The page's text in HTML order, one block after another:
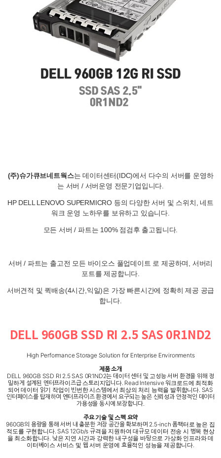
(주)슈가큐브네트웍스는 데이터센터(IDC)에서 다수의 서버를 운영하
는 서버 / 서버운영 전문기업입니다.
HP DELL LENOVO SUPERMICRO 등의 다양한 서버 및 스위치, 네트
워크 운영 노하우를 보유하고 있습니다.
모든 서버 / 파트는 100% 점검후 출고됩니다.
서버 / 파트는 출고전 모든 바이오스 풀업데이트 로 제공하며, 서버리
포트를 제공합니다.
서버견적 및 퀵배송(4시간,익일)은 가장 빠른시간에 정확히 제공 공급
합니다.
DELL 960GB SSD RI 2.5 SAS 0R1ND2
High Performance Storage Solution for Enterprise Environments
제품 소개
DELL 960GB SSD RI 2.5 SAS 0R1ND2는 데이터 센터 및 고성능 서버 환경을 위해 정
밀하게 설계된 엔터프라이즈급 스토리지입니다. Read Intensive 워크로드에 최적화
되어 데이터 읽기 작업이 빈번한 시스템에서 최상의 처리 능력을 발휘합니다. SAS
인터페이스를 탑재하여 엔터프라이즈 환경에서 요구되는 높은 신뢰성과 안정적인 데이터
가용성을 동시에 보장합니다.
주요 기술 및 스펙 요약
960GB의 용량을 통해 서버 내 충분한 저장 공간을 확보하며 2.5-inch 폼팩터로 높은 집
적도를 구현합니다. SAS 12Gb/s 규격을 지원하여 대규모 데이터 전송 시 병목 현상
을 최소화합니다. 낮은 지연 시간과 강력한 내구성을 바탕으로 가상화 인프라와 데
이터베이스 서비스 및 웹 서버 운영에 효율적인 성능을 제공합니다.